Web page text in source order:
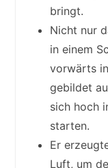
bringt.
Nicht nur
in einem
vorwärts
gebildet
sich hoch
starten.
Er
Luft, um